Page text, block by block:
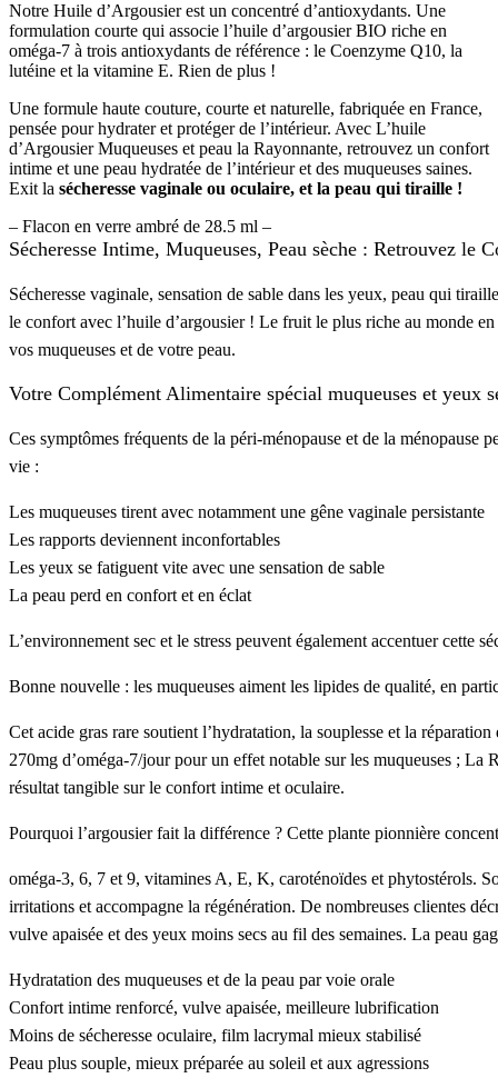
Notre Huile d’Argousier est un concentré d’antioxydants. Une
formulation courte qui associe l’huile d’argousier BIO riche en
oméga-7 à trois antioxydants de référence : le Coenzyme Q10, la
lutéine et la vitamine E. Rien de plus !
Une formule haute couture, courte et naturelle, fabriquée en France,
pensée pour hydrater et protéger de l’intérieur. Avec L’huile
d’Argousier Muqueuses et peau la Rayonnante, retrouvez un confort
intime et une peau hydratée de l’intérieur et des muqueuses saines.
Exit la sécheresse vaginale ou oculaire, et la peau qui tiraille !
– Flacon en verre ambré de 28.5 ml –
Sécheresse Intime, Muqueuses, Peau sèche : Retrouvez le
Sécheresse vaginale, sensation de sable dans les yeux, peau qui
le confort avec l’huile d’argousier ! Le fruit le plus riche au monde
vos muqueuses et de votre peau.
Votre Complément Alimentaire spécial muqueuses et yeux
Ces symptômes fréquents de la péri-ménopause et de la ménopause
vie :
Les muqueuses tirent avec notamment une gêne vaginale persistante
Les rapports deviennent inconfortables
Les yeux se fatiguent vite avec une sensation de sable
La peau perd en confort et en éclat
L’environnement sec et le stress peuvent également accentuer cette
Bonne nouvelle : les muqueuses aiment les lipides de qualité, en
Cet acide gras rare soutient l’hydratation, la souplesse et la réparation
270mg d’oméga-7/jourpour un effet notable sur les muqueuses ; La
résultat tangible sur le confort intime et oculaire.
Pourquoi l’argousierfait la différence ? Cette plante pionnière
oméga-3, 6, 7 et 9, vitamines A, E, K, caroténoïdes et phytostérols.
irritations et accompagne la régénération. De nombreuses clientes
vulve apaisée et des yeux moins secs au fil des semaines. La peau
Hydratation des muqueuses et de la peau par voie orale
Confort intime renforcé, vulve apaisée, meilleure lubrification
Moins de sécheresse oculaire, film lacrymal mieux stabilisé
Peau plus souple, mieux préparée au soleil et aux agressions